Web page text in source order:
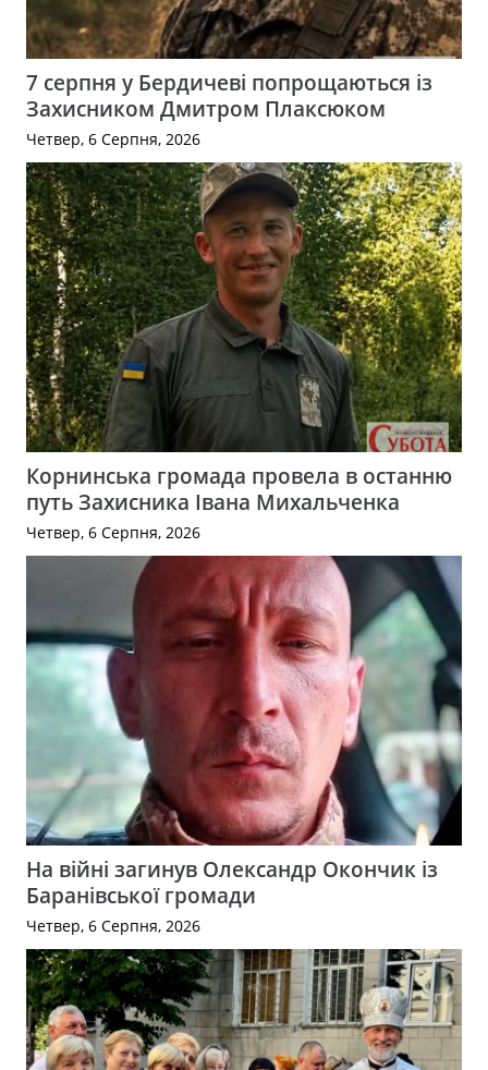
7 серпня у Бердичеві попрощаються із
Захисником Дмитром Плаксюком
Четвер, 6 Серпня, 2026
Корнинська громада провела в останню
путь Захисника Івана Михальченка
Четвер, 6 Серпня, 2026
На війні загинув Олександр Окончик із
Баранівської громади
Четвер, 6 Серпня, 2026